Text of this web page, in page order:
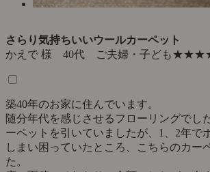
さらり気持ちいいウールカーペット
かえで 様 40代 ご夫婦・子ども
築40年のお家に住んでいます。
随分年代を感じさせるフローリングでし
ーペットを引いていましたが、1、2年で
しまい困っていたところ、こちらのカー
た。